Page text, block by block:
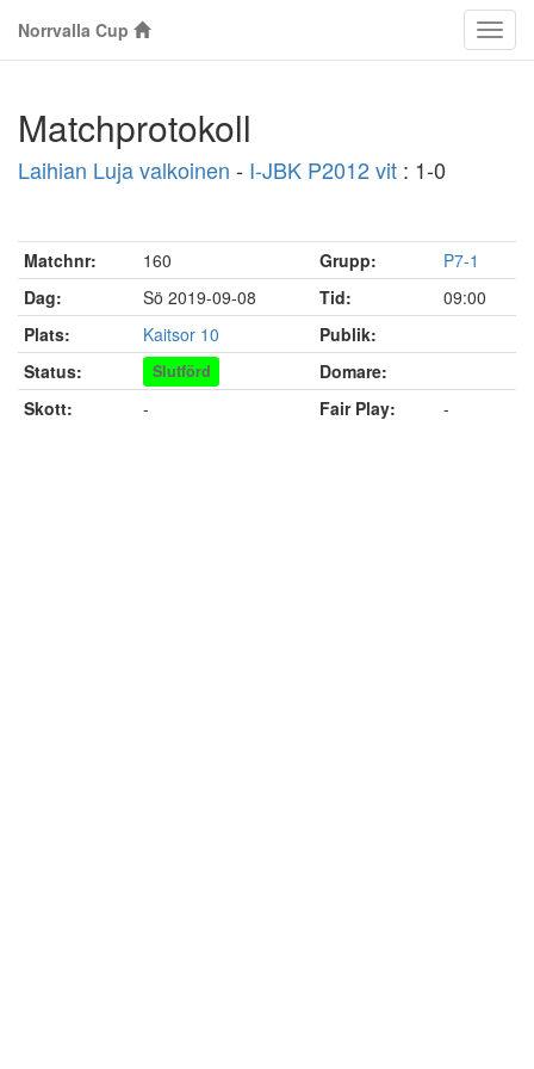
Norrvalla Cup
Matchprotokoll
Laihian Luja valkoinen - I-JBK P2012 vit : 1-0
Matchnr: 160 Grupp:
P7-1
Dag:
Sö 2019-09-08 Tid:
09:00
Plats:
Kaitsor 10
Publik:
Status:
Slutförd
Domare:
Skott:
- Fair Play: -